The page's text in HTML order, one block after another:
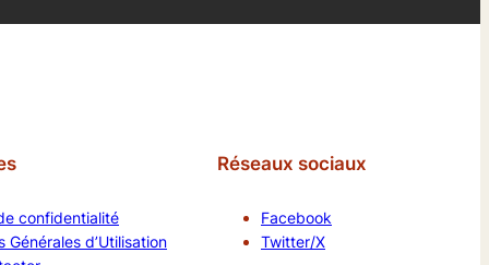
confidentialité
Générales d’Utilisation
Réseaux sociaux
Facebook
Twitter/X